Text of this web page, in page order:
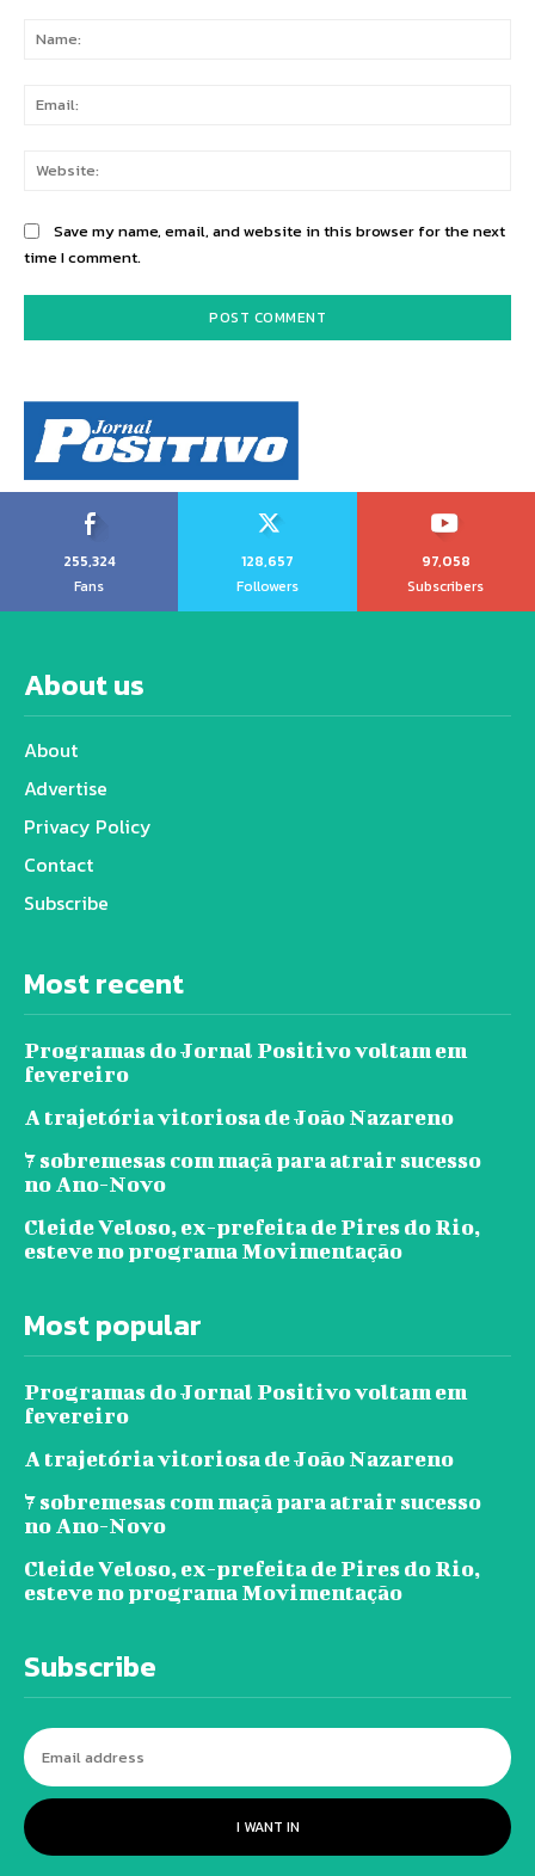
Save my name, email, and website in this browser for the next
time I comment.
255,324
Fans
128,657
Followers
97,058
Subscribers
About us
About
Advertise
Privacy Policy
Contact
Subscribe
Most recent
Programas do Jornal Positivo voltam em
fevereiro
A trajetória vitoriosa de João Nazareno
7 sobremesas com maçã para atrair sucesso
no Ano-Novo
Cleide Veloso, ex-prefeita de Pires do Rio,
esteve no programa Movimentação
Most popular
Programas do Jornal Positivo voltam em
fevereiro
A trajetória vitoriosa de João Nazareno
7 sobremesas com maçã para atrair sucesso
no Ano-Novo
Cleide Veloso, ex-prefeita de Pires do Rio,
esteve no programa Movimentação
Subscribe
I WANT IN